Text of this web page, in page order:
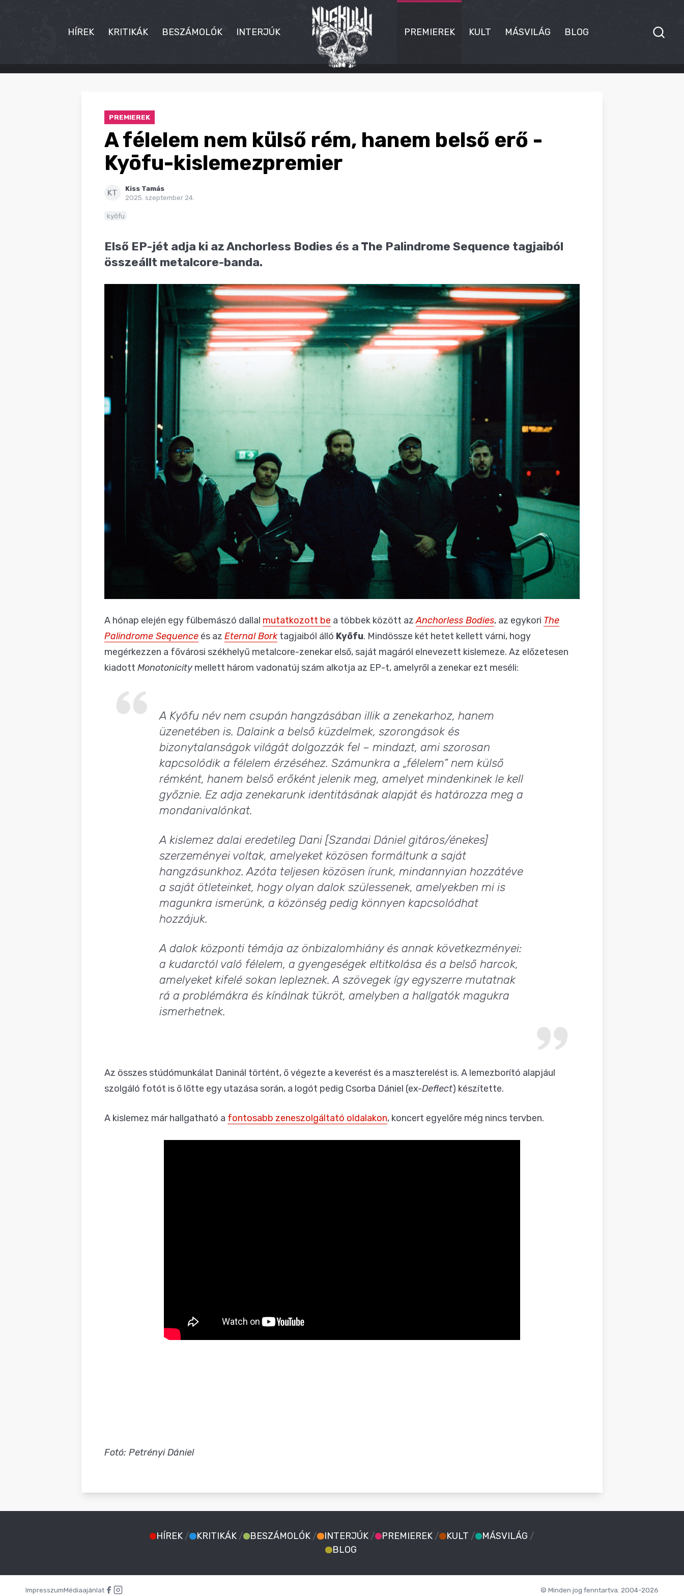
HÍREK KRITIKÁK BESZÁMOLÓK INTERJÚK PREMIEREK KULT MÁSVILÁG BLOG
HÍREK
PREMIEREK
A félelem nem külső rém, hanem belső erő -
Kyōfu-kislemezpremier
KT
Kiss Tamás
2025. szeptember 24.
kyōfu
Első EP-jét adja ki az Anchorless Bodies és a The Palindrome Sequence tagjaiból
összeállt metalcore-banda.
A hónap elején egy fülbemászó dallal mutatkozott be a többek között azAnchorless Bodies, az egykori The
Palindrome Sequence és az Eternal Borktagjaiból álló Kyōfu. Mindössze két hetet kellett várni, hogy
megérkezzen a fővárosi székhelyű metalcore-zenekar első, saját magáról elnevezett kislemeze. Az előzetesen
kiadott Monotonicitymellett három vadonatúj szám alkotja az EP-t, amelyről a zenekar ezt meséli:
A Kyōfu név nem csupán hangzásában illik a zenekarhoz, hanem
üzenetében is. Dalaink a belső küzdelmek, szorongások és
bizonytalanságok világát dolgozzák fel – mindazt, ami szorosan
kapcsolódik a félelem érzéséhez. Számunkra a „félelem” nem külső
rémként, hanem belső erőként jelenik meg, amelyet mindenkinek le kell
győznie. Ez adja zenekarunk identitásának alapját és határozza meg a
mondanivalónkat.
A kislemez dalai eredetileg Dani [Szandai Dániel gitáros/énekes]
szerzeményei voltak, amelyeket közösen formáltunk a saját
hangzásunkhoz. Azóta teljesen közösen írunk, mindannyian hozzátéve
a saját ötleteinket, hogy olyan dalok szülessenek, amelyekben mi is
magunkra ismerünk, a közönség pedig könnyen kapcsolódhat
hozzájuk.
A dalok központi témája az önbizalomhiány és annak következményei:
a kudarctól való félelem, a gyengeségek eltitkolása és a belső harcok,
amelyeket kifelé sokan lepleznek. A szövegek így egyszerre mutatnak
rá a problémákra és kínálnak tükröt, amelyben a hallgatók magukra
ismerhetnek.
Az összes stúdómunkálat Daninál történt, ő végezte a keverést és a maszterelést is. A lemezborító alapjául
szolgáló fotót is ő lőtte egy utazása során, a logót pedig Csorba Dániel (ex-Deflect) készítette.
A kislemez már hallgatható a fontosabb zeneszolgáltató oldalakon, koncert egyelőre még nincs tervben.
Fotó: Petrényi Dániel
HÍREK / KRITIKÁK / BESZÁMOLÓK / INTERJÚK / PREMIEREK / KULT / MÁSVILÁG /
BLOG
ImpresszumMédiaajánlat © Minden jog fenntartva. 2004-2026